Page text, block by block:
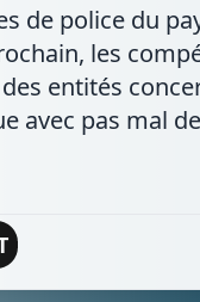
de police du
les
entités
avec pas mal